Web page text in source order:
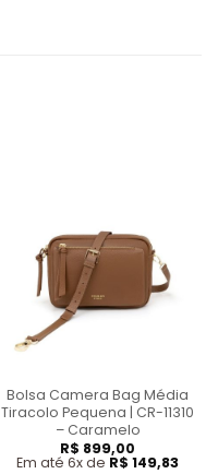
Bolsa Camera Bag Média
Tiracolo Pequena | CR-11310
– Caramelo
R$ 899,00
Em até 6x de R$ 149,83